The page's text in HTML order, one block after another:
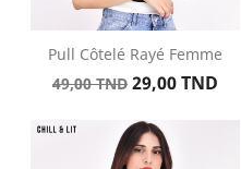
Pull Côtelé Rayé Femme
Prix
base
49,00 TND Prix
29,00 TND